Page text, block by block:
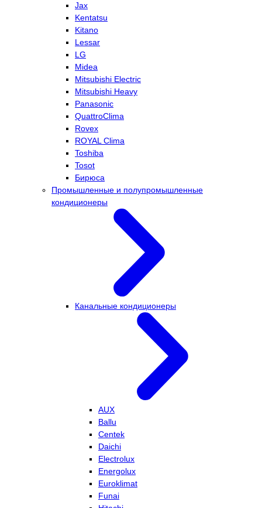
Jax
Kentatsu
Kitano
Lessar
LG
Midea
Mitsubishi Electric
Mitsubishi Heavy
Panasonic
QuattroClima
Rovex
ROYAL Clima
Toshiba
Tosot
Бирюса
Промышленные и полупромышленные
кондиционеры
Канальные кондиционеры
AUX
Ballu
Centek
Daichi
Electrolux
Energolux
Euroklimat
Funai